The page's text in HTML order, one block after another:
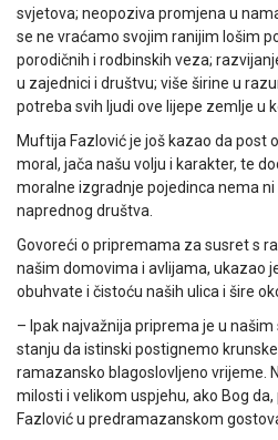
svjetova; neopoziva promjena u
se ne vraćamo svojim ranijim lošim
porodičnih i rodbinskih veza;
u zajednici i društvu; više širine u
potreba svih ljudi ove lijepe zemlje u
Muftija Fazlović je još kazao da post
moral, jača našu volju i karakter, te
moralne izgradnje pojedinca nema
naprednog društva.
Govoreći o pripremama za susret s
našim domovima i avlijama, ukazao
obuhvate i čistoću naših ulica i šire
– Ipak najvažnija priprema je u
stanju da istinski postignemo
ramazansko blagoslovljeno vrijeme.
milosti i velikom uspjehu, ako Bog
Fazlović u predramazanskom